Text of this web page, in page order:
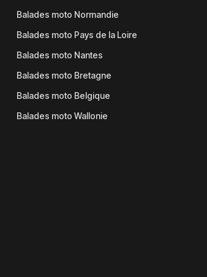
Balades moto Normandie
Balades moto Pays de la Loire
Balades moto Nantes
Balades moto Bretagne
Balades moto Belgique
Balades moto Wallonie